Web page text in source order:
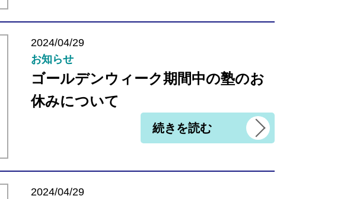
2024/04/29
お知らせ
ゴールデンウィーク期間中の塾のお
休みについて
続きを読む
2024/04/29